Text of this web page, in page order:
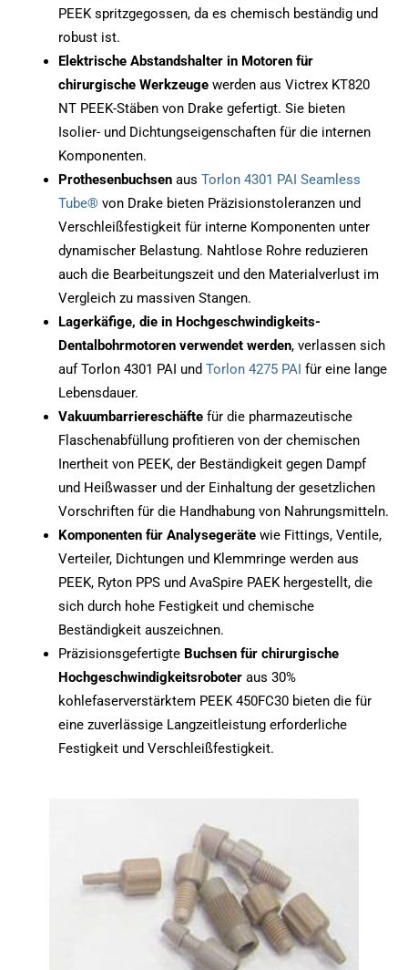
PEEK spritzgegossen, da es chemisch beständig und
robust ist.
Elektrische Abstandshalter in Motoren für
chirurgische Werkzeugewerden aus Victrex KT820
NT PEEK-Stäben von Drake gefertigt. Sie bieten
Isolier- und Dichtungseigenschaften für die internen
Komponenten.
Prothesenbuchsenaus Torlon 4301 PAI Seamless
Tube® von Drake bieten Präzisionstoleranzen und
Verschleißfestigkeit für interne Komponenten unter
dynamischer Belastung. Nahtlose Rohre reduzieren
auch die Bearbeitungszeit und den Materialverlust im
Vergleich zu massiven Stangen.
Lagerkäfige, die in Hochgeschwindigkeits-
Dentalbohrmotoren verwendet werden, verlassen sich
auf Torlon 4301 PAI und Torlon 4275 PAI für eine lange
Lebensdauer.
Vakuumbarriereschäfte für die pharmazeutische
Flaschenabfüllung profitieren von der chemischen
Inertheit von PEEK, der Beständigkeit gegen Dampf
und Heißwasser und der Einhaltung der gesetzlichen
Vorschriften für die Handhabung von Nahrungsmitteln.
Komponenten für Analysegerätewie Fittings, Ventile,
Verteiler, Dichtungen und Klemmringe werden aus
PEEK, Ryton PPS und AvaSpire PAEK hergestellt, die
sich durch hohe Festigkeit und chemische
Beständigkeit auszeichnen.
Präzisionsgefertigte Buchsen für chirurgische
Hochgeschwindigkeitsroboteraus 30%
kohlefaserverstärktem PEEK 450FC30 bieten die für
eine zuverlässige Langzeitleistung erforderliche
Festigkeit und Verschleißfestigkeit.